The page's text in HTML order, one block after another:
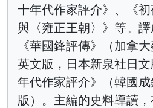
十年代作家評介》、《
與〈雍正王朝〉》等。
《華國鋒評傳》（加拿
英文版，日本新泉社日
年代作家評介》（韓國
版）。主編的史料導讀